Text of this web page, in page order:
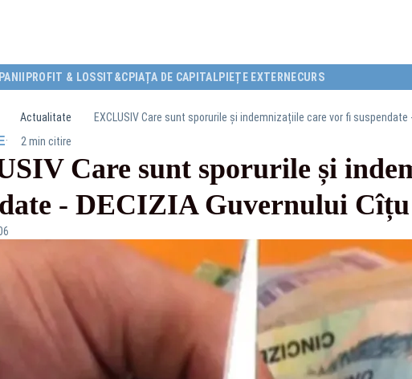
PROFIT & LOSS IT&C PIAȚA DE CAPITALPIEȚE EXTERNECURS
Actualitate EXCLUSIV Care sunt sporurile și indemnizațiile care vor fi suspendate
· 2 min citire
Care sunt sporurile și
- DECIZIA Guvernului Cîțu